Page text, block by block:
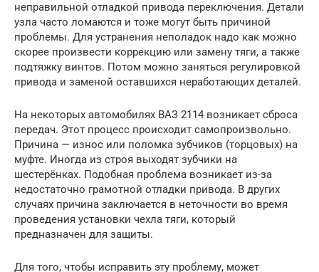
неправильной отладкой привода переключения. Детали
узла часто ломаются и тоже могут быть причиной
проблемы. Для устранения неполадок надо как можно
скорее произвести коррекцию или замену тяги, а также
подтяжку винтов. Потом можно заняться регулировкой
привода и заменой оставшихся неработающих деталей.
На некоторых автомобилях ВАЗ 2114 возникает сброса
передач. Этот процесс происходит самопроизвольно.
Причина — износ или поломка зубчиков (торцовых) на
муфте. Иногда из строя выходят зубчики на
шестерёнках. Подобная проблема возникает из-за
недостаточно грамотной отладки привода. В других
случаях причина заключается в неточности во время
проведения установки чехла тяги, который
предназначен для защиты.
Для того, чтобы исправить эту проблему, может